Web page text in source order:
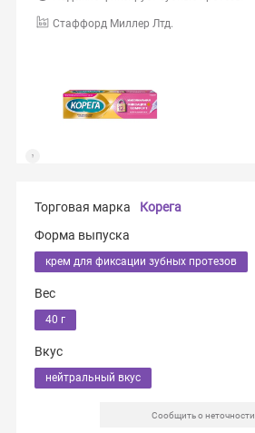
Стаффорд Миллер Лтд.
Торговая марка
Корега
Форма выпуска
крем для фиксации зубных протезов
Вес
40 г
Вкус
нейтральный вкус
Сообщить о неточности